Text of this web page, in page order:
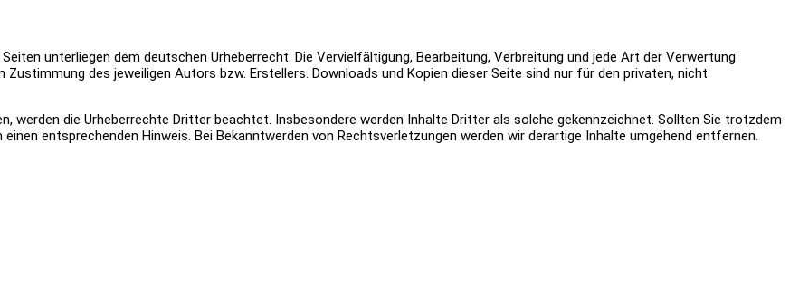
unterliegen dem deutschen Urheberrecht. Die Vervielfältigung, Bearbeitung, Verbreitung und jede Art der Verwertung
des jeweiligen Autors bzw. Erstellers. Downloads und Kopien dieser Seite sind nur für den privaten, nicht
werden die Urheberrechte Dritter beachtet. Insbesondere werden Inhalte Dritter als solche gekennzeichnet. Sollten Sie trotzdem
entsprechenden Hinweis. Bei Bekanntwerden von Rechtsverletzungen werden wir derartige Inhalte umgehend entfernen.